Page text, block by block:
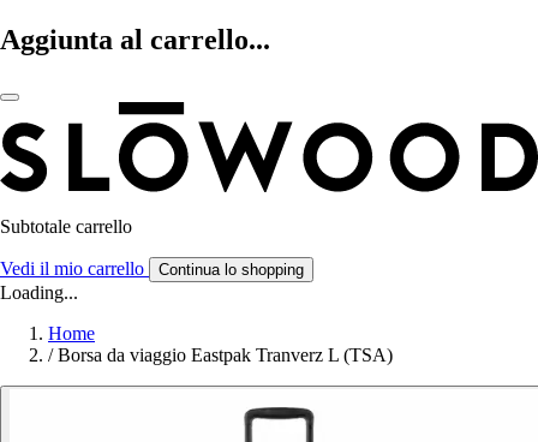
Aggiunta al carrello...
Subtotale carrello
Vedi il mio carrello Continua lo shopping
Loading...
Home
/ Borsa da viaggio Eastpak Tranverz L (TSA)